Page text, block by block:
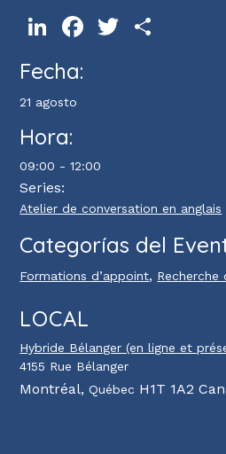
LinkedInFacebookTwitter
Fecha:
21 agosto
Hora:
09:00 - 12:00
Series:
Atelier de conversation en anglais
Categorías del
Formations d’appoint, Recherche
LOCAL
Hybride Bélanger (en ligne et
4155 Rue Bélanger
Montréal, Québec H1T 1A2